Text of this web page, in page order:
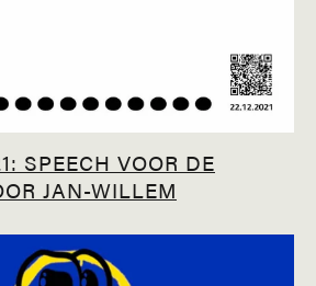
SPEECH VOOR DE
JAN-WILLEM